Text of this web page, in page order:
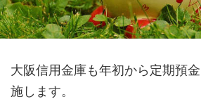
大阪信用金庫も年初から定期預
施します。